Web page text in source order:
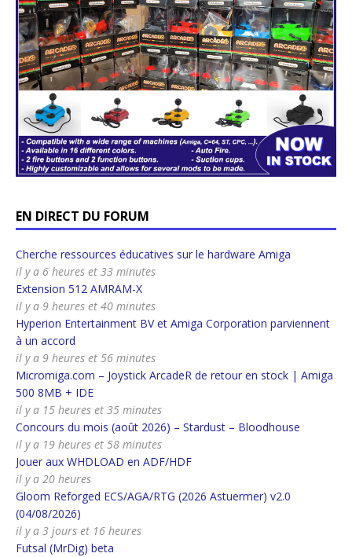
EN DIRECT DU FORUM
Cherche ressources éducatives sur le hardware Amiga
il y a 6 heures et 33 minutes
Extension 512 AMRAM-X
il y a 9 heures et 40 minutes
Hyperion Entertainment BV et Amiga Corporation parviennent
à un accord
il y a 9 heures et 56 minutes
Micromiga.com – Joystick ArcadeR de retour en stock | Amiga
500 8MB + IDE
il y a 15 heures et 35 minutes
Concours du mois (août 2026) – Stardust – Bloodhouse
il y a 19 heures et 58 minutes
Jouer aux WHDLOAD en ADF/HDF
il y a 20 heures
Gloom Reforged ECS/AGA/RTG (2026 Astuermer) v2.0
(04/08/2026)
il y a 3 jours et 16 heures
Futsal (MrDig) beta